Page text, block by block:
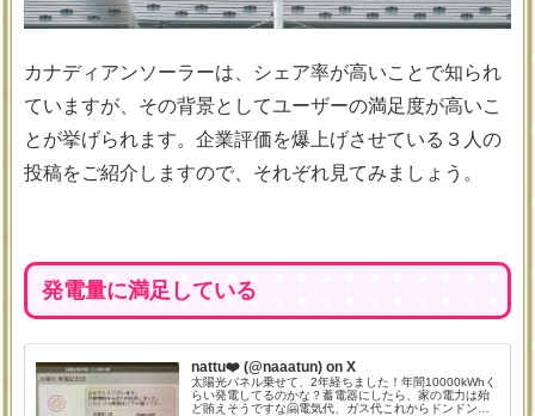
カナディアンソーラーは、シェア率が高いことで知られ
ていますが、その背景としてユーザーの満足度が高いこ
とが挙げられます。企業評価を爆上げさせている３人の
投稿をご紹介しますので、それぞれ見てみましょう。
発電量に満足している
nattu❤️ (@naaatun) on X
太陽光パネル乗せて、2年経ちました！年間10000kWhく
らい発電してるのかな？蓄電器にしたら、家の電力は殆
ど賄えそうですな🤗電気代、ガス代これからドンドン上